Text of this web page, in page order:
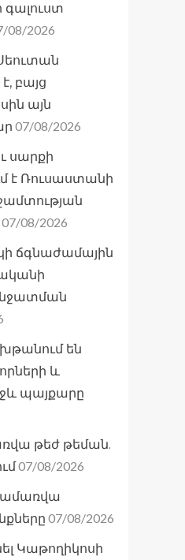
գալուստ
08/2026
բայց
այն
07/08/2026
սարքի
է Ռուսաստանի
07/08/2026
ճգնաժամային
են
և
պայքարը
թեժ թեման.
07/08/2026
ամառվա
07/08/2026
Կաթողիկոսի